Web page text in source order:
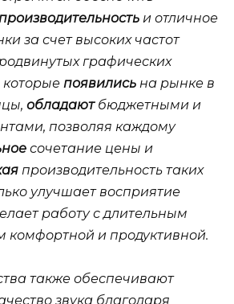
и отличное
за счет высоких частот
графических
которые появились на рынке в
, обладают бюджетными и
позволяя каждому
сочетание цены и
производительность таких
улучшает восприятие
работу сдлительным
комфортной и продуктивной.
также обеспечивают
звука благодаря